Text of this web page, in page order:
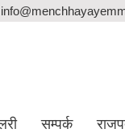
सम्पर्क